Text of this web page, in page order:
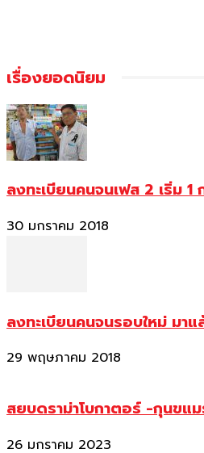
เรื่องยอดนิยม
ลงทะเบียนคนจนเฟส 2 เริ่ม 1
30 มกราคม 2018
ลงทะเบียนคนจนรอบใหม่ มา
29 พฤษภาคม 2018
สยบดราม่าโบกาตอร์ -กุนขแ
26 มกราคม 2023